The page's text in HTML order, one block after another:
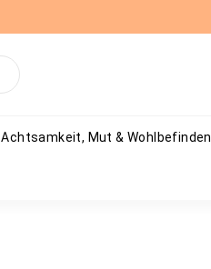
Achtsamkeit, Mut & Wohlbefinden